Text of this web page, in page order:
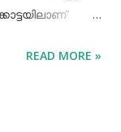
തേനി
READ MORE »